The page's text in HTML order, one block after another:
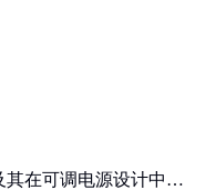
其在可调电源设计中的